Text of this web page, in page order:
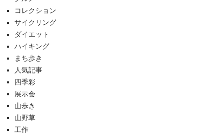
コレクション
サイクリング
ダイエット
ハイキング
まち歩き
人気記事
四季彩
展示会
山歩き
山野草
工作